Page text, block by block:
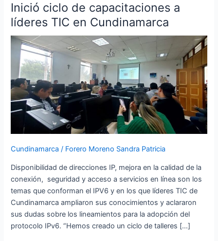
Inició ciclo de capacitaciones a
líderes TIC en Cundinamarca
Cundinamarca / Forero Moreno Sandra Patricia
Disponibilidad de direcciones IP, mejora en la calidad de la
conexión, seguridad y acceso a servicios en línea son los
temas que conforman el IPV6 y en los que líderes TIC de
Cundinamarca ampliaron sus conocimientos y aclararon
sus dudas sobre los lineamientos para la adopción del
protocolo IPv6. “Hemos creado un ciclo de talleres […]
Inició
ciclo
de
capacitaciones
líderes
TIC
en
Cundinamarca